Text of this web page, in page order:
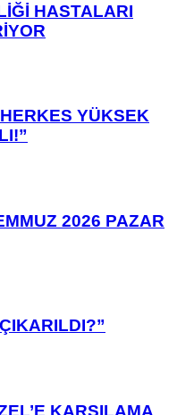
HASTALARI
YÜKSEK
2026 PAZAR
KARŞILAMA